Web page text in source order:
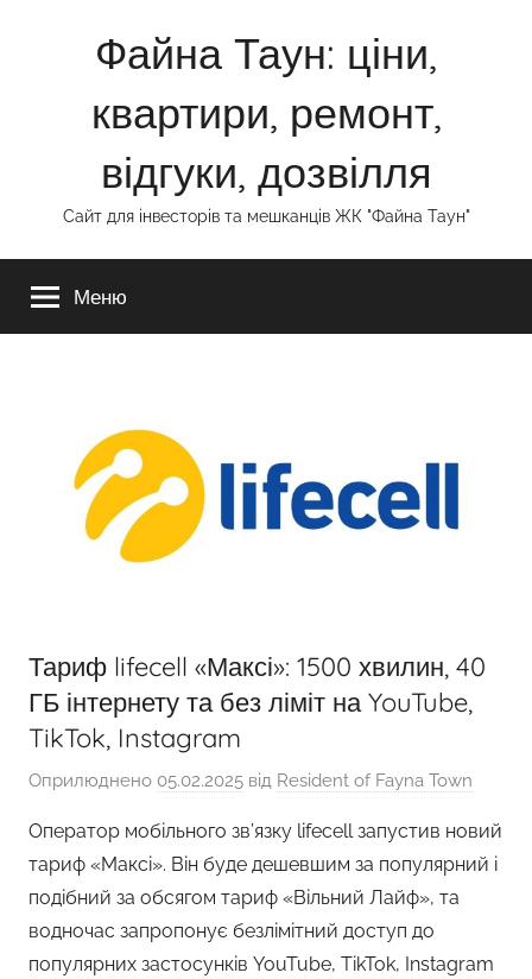
Файна Таун: ціни,
квартири, ремонт,
відгуки, дозвілля
Сайт для інвесторів та мешканців ЖК "Файна Таун"
Меню
Тариф lifecell «Максі»: 1500 хвилин, 40
ГБ інтернету та без ліміт на YouTube,
TikTok, Instagram
Оприлюднено 05.02.2025 від Resident of Fayna Town
Оператор мобільного зв’язку lifecell запустив новий
тариф «Максі». Він буде дешевшим за популярний і
подібний за обсягом тариф «Вільний Лайф», та
водночас запропонує безлімітний доступ до
популярних застосунків YouTube, TikTok, Instagram